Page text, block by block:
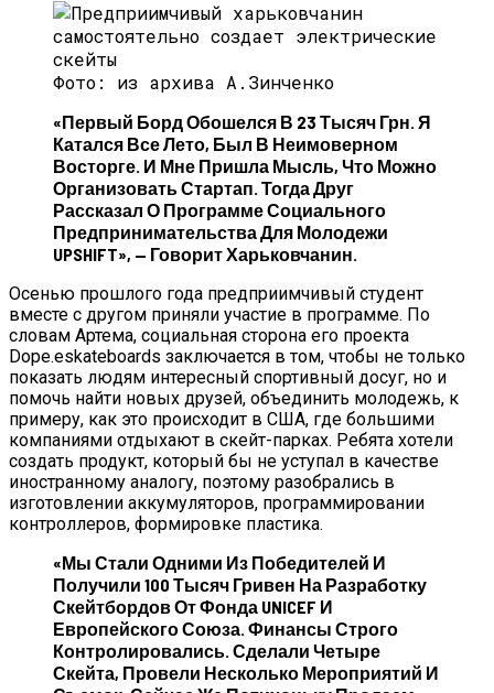
Фото: из архива А.Зинченко
«Первый Борд Обошелся В 23 Тысяч Грн. Я
Катался Все Лето, Был В Неимоверном
Восторге. И Мне Пришла Мысль, Что Можно
Организовать Стартап. Тогда Друг
Рассказал О Программе Социального
Предпринимательства Для Молодежи
UPSHIFT», — Говорит Харьковчанин.
Осенью прошлого года предприимчивый студент
вместе с другом приняли участие в программе. По
словам Артема, социальная сторона его проекта
Dope.eskateboards заключается в том, чтобы не только
показать людям интересный спортивный досуг, но и
помочь найти новых друзей, объединить молодежь, к
примеру, как это происходит в США, где большими
компаниями отдыхают в скейт-парках. Ребята хотели
создать продукт, который бы не уступал в качестве
иностранному аналогу, поэтому разобрались в
изготовлении аккумуляторов, программировании
контроллеров, формировке пластика.
«Мы Стали Одними Из Победителей И
Получили 100 Тысяч Гривен На Разработку
Скейтбордов От Фонда UNICEF И
Европейского Союза. Финансы Строго
Контролировались. Сделали Четыре
Скейта, Провели Несколько Мероприятий И